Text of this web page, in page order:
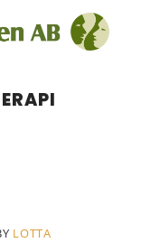
LOTTA